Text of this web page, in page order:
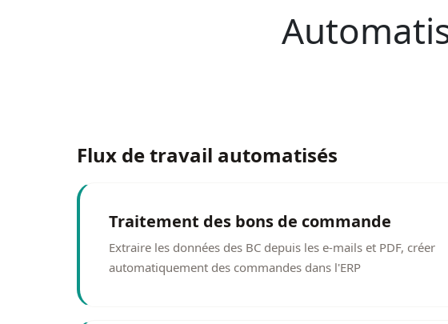
Flux de travail automatisés
Traitement des bons de commande
Extraire les données des BC depuis les e-mails et PDF, créer
automatiquement des commandes dans l'ERP